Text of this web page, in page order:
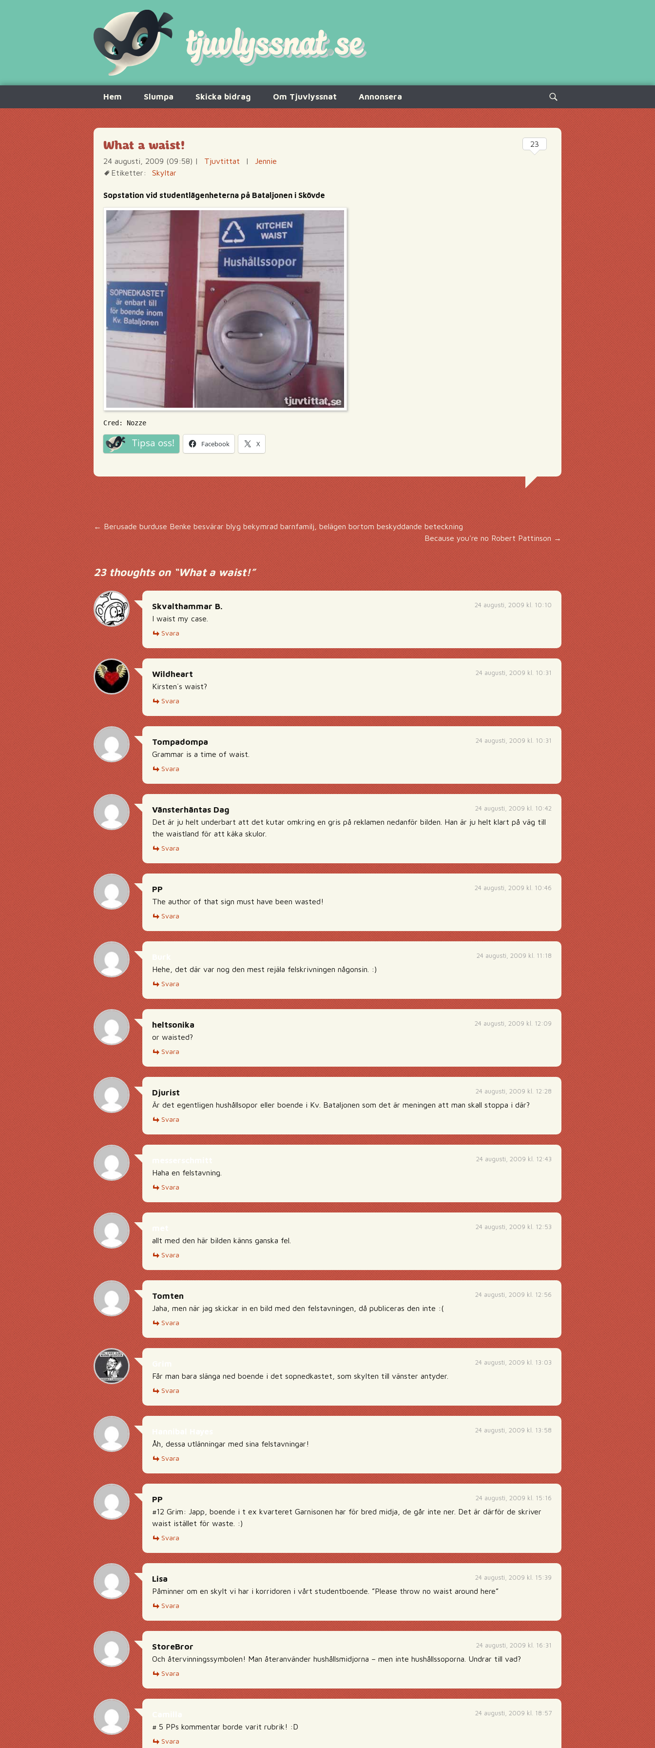
innehåll
Hem Slumpa Skicka bidrag Om Tjuvlyssnat Annonsera
Sök
efter:
What a waist!
24 augusti, 2009 (09:58) | Tjuvtittat |
Jennie
Etiketter:
Skyltar
Sopstation vid studentlägenheterna på Bataljonen i Skövde
Cred: Nozze
Tipsa oss! Facebook X
23
Inläggsnavigering
←Berusade burduse Benke besvärar blyg bekymrad barnfamilj, belägen bortom beskyddande beteckning
Because you're no Robert Pattinson →
23 thoughts on “What a waist!”
24 augusti, 2009 kl. 10:10
Skvalthammar B.
I waist my case.
Svara
24 augusti, 2009 kl. 10:31
Wildheart
Kirsten´s waist?
Svara
24 augusti, 2009 kl. 10:31
Tompadompa
Grammar is a time of waist.
Svara
24 augusti, 2009 kl. 10:42
Vänsterhäntas Dag
Det är ju helt underbart att det kutar omkring en gris på reklamen nedanför bilden. Han är ju helt klart på väg till
the waistland för att käka skulor.
Svara
24 augusti, 2009 kl. 10:46
PP
The author of that sign must have been wasted!
Svara
24 augusti, 2009 kl. 11:18
Hehe, det där var nog den mest rejäla felskrivningen någonsin. :)
Svara
24 augusti, 2009 kl. 12:09
heltsonika
or waisted?
Svara
24 augusti, 2009 kl. 12:28
Djurist
Är det egentligen hushållsopor eller boende i Kv. Bataljonen som det är meningen att man skall stoppa i där?
Svara
24 augusti, 2009 kl. 12:43
Haha en felstavning.
Svara
24 augusti, 2009 kl. 12:53
allt med den här bilden känns ganska fel.
Svara
24 augusti, 2009 kl. 12:56
Tomten
Jaha, men när jag skickar in en bild med den felstavningen, då publiceras den inte :(
Svara
24 augusti, 2009 kl. 13:03
Får man bara slänga ned boende i det sopnedkastet, som skylten till vänster antyder.
Svara
24 augusti, 2009 kl. 13:58
Åh, dessa utlänningar med sina felstavningar!
Svara
24 augusti, 2009 kl. 15:16
PP
#12 Grim: Japp, boende i t ex kvarteret Garnisonen har för bred midja, de går inte ner. Det är därför de skriver
waist istället för waste. :)
Svara
24 augusti, 2009 kl. 15:39
Lisa
Påminner om en skylt vi har i korridoren i vårt studentboende. ”Please throw no waist around here”
Svara
24 augusti, 2009 kl. 16:31
StoreBror
Och återvinningssymbolen! Man återanvänder hushållsmidjorna – men inte hushållssoporna. Undrar till vad?
Svara
24 augusti, 2009 kl. 18:57
# 5 PPs kommentar borde varit rubrik! :D
Svara